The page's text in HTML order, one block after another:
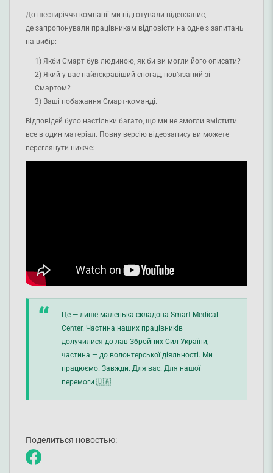
До шестиріччя компанії ми підготували відеозапис,
де запропонували працівникам відповісти на одне з запитань
на вибір:
Якби Смарт був людиною, як би ви могли його описати?
Який у вас найяскравіший спогад, повʼязаний зі
Смартом?
Ваші побажання Смарт-команді.
Відповідей було настільки багато, що ми не змогли вмістити
все в один матеріал. Повну версію відеозапису ви можете
переглянути нижче:
Це — лише маленька складова Smart Medical
Center. Частина наших працівників
долучилися до лав Збройних Сил України,
частина — до волонтерської діяльності. Ми
працюємо. Завжди. Для вас. Для нашої
перемоги 🇺🇦
Поделиться новостью: